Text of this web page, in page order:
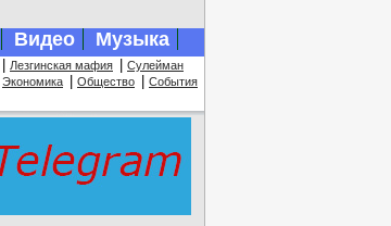
Видео Музыка
Лезгинская мафия
Сулейман
Экономика Общество События